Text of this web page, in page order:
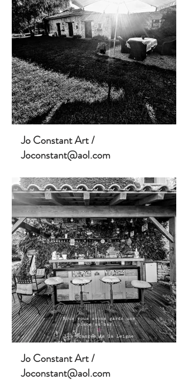
Jo Constant Art /
Joconstant@aol.com
Jo Constant Art /
Joconstant@aol.com